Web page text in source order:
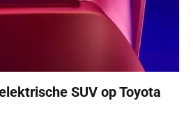
SUV op Toyota